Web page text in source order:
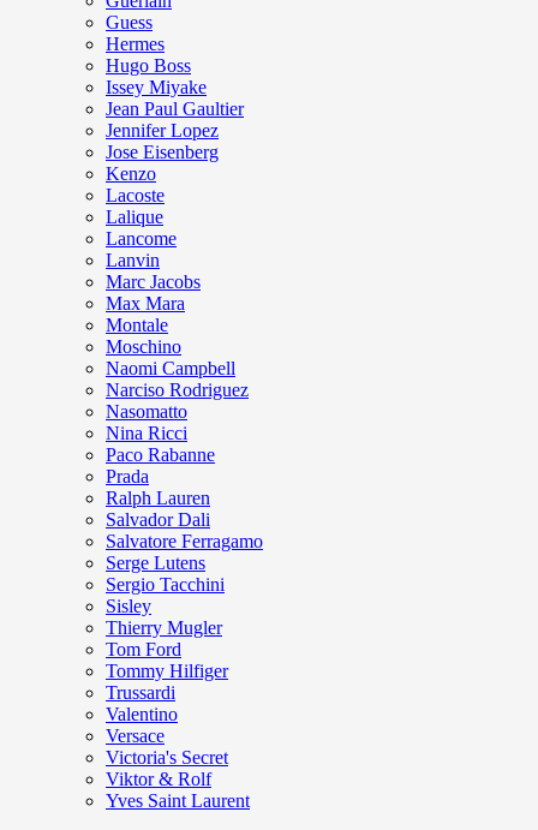
Guess
Hermes
Hugo Boss
Issey Miyake
Jean Paul Gaultier
Jennifer Lopez
Jose Eisenberg
Kenzo
Lacoste
Lalique
Lancome
Lanvin
Marc Jacobs
Max Mara
Montale
Moschino
Naomi Campbell
Narciso Rodriguez
Nasomatto
Nina Ricci
Paco Rabanne
Prada
Ralph Lauren
Salvador Dali
Salvatore Ferragamo
Serge Lutens
Sergio Tacchini
Sisley
Thierry Mugler
Tom Ford
Tommy Hilfiger
Trussardi
Valentino
Versace
Victoria's Secret
Viktor & Rolf
Yves Saint Laurent